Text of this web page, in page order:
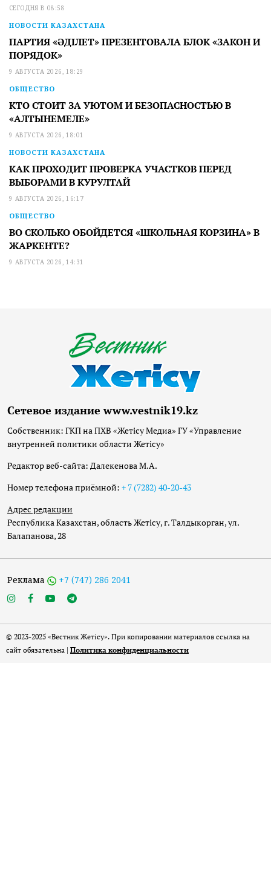
СЕГОДНЯ В 08:58
НОВОСТИ КАЗАХСТАНА
ПАРТИЯ «ӘДІЛЕТ» ПРЕЗЕНТОВАЛА БЛОК «ЗАКОН И
ПОРЯДОК»
9 АВГУСТА 2026, 18:29
ОБЩЕСТВО
КТО СТОИТ ЗА УЮТОМ И БЕЗОПАСНОСТЬЮ В
«АЛТЫНЕМЕЛЕ»
9 АВГУСТА 2026, 18:01
НОВОСТИ КАЗАХСТАНА
КАК ПРОХОДИТ ПРОВЕРКА УЧАСТКОВ ПЕРЕД
ВЫБОРАМИ В КУРУЛТАЙ
9 АВГУСТА 2026, 16:17
ОБЩЕСТВО
ВО СКОЛЬКО ОБОЙДЕТСЯ «ШКОЛЬНАЯ КОРЗИНА» В
ЖАРКЕНТЕ?
9 АВГУСТА 2026, 14:31
Сетевое издание www.vestnik19.kz
Собственник: ГКП на ПХВ «Жетісу Медиа» ГУ «Управление
внутренней политики области Жетісу»
Редактор веб-сайта: Далекенова М.А.
Номер телефона приёмной: + 7 (7282) 40-20-43
Адрес редакции
Республика Казахстан, область Жетісу, г. Талдыкорган, ул.
Балапанова, 28
Реклама +7 (747) 286 2041
© 2023-2025 «Вестник Жетісу». При копировании материалов ссылка на
сайт обязательна | Политика конфиденциальности